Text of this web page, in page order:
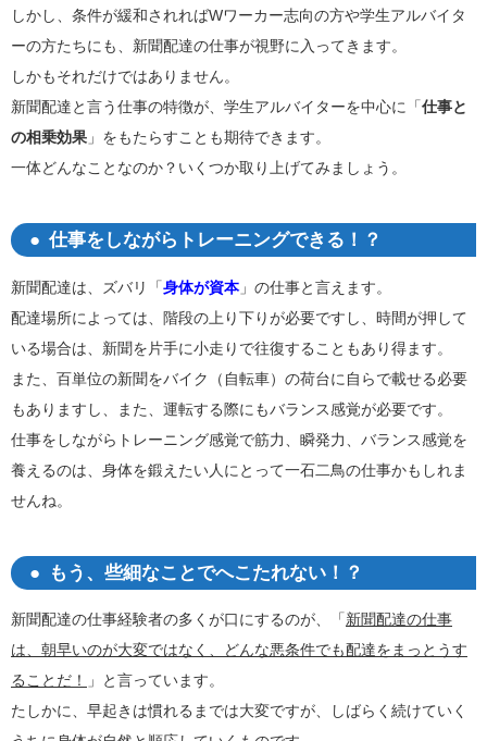
しかし、条件が緩和されればWワーカー志向の方や学生アルバイタ
ーの方たちにも、新聞配達の仕事が視野に入ってきます。
しかもそれだけではありません。
新聞配達と言う仕事の特徴が、学生アルバイターを中心に「 仕事と
の相乗効果 」をもたらすことも期待できます。
一体どんなことなのか？いくつか取り上げてみましょう。
仕事をしながらトレーニングできる！？
新聞配達は、ズバリ「身体が資本」の仕事と言えます。
配達場所によっては、階段の上り下りが必要ですし、時間が押して
いる場合は、新聞を片手に小走りで往復することもあり得ます。
また、百単位の新聞をバイク（自転車）の荷台に自らで載せる必要
もありますし、また、運転する際にもバランス感覚が必要です。
仕事をしながらトレーニング感覚で筋力、瞬発力、バランス感覚を
養えるのは、身体を鍛えたい人にとって一石二鳥の仕事かもしれま
せんね。
もう、些細なことでへこたれない！？
新聞配達の仕事経験者の多くが口にするのが、「 新聞配達の仕事
は、朝早いのが大変ではなく、どんな悪条件でも配達をまっとうす
ることだ！
」と言っています。
たしかに、早起きは慣れるまでは大変ですが、しばらく続けていく